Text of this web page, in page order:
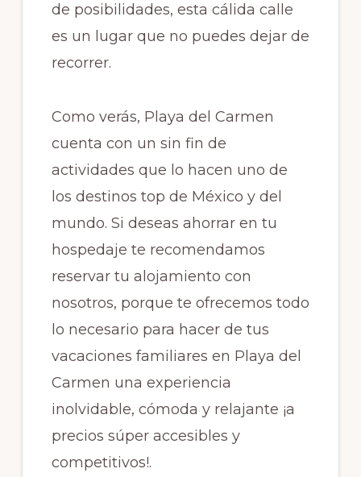
de posibilidades, esta cálida calle
es un lugar que no puedes dejar de
recorrer.
Como verás, Playa del Carmen
cuenta con un sin fin de
actividades que lo hacen uno de
los destinos top de México y del
mundo. Si deseas ahorrar en tu
hospedaje te recomendamos
reservar tu alojamiento con
nosotros, porque te ofrecemos todo
lo necesario para hacer de tus
vacaciones familiares en Playa del
Carmen una experiencia
inolvidable, cómoda y relajante ¡a
precios súper accesibles y
competitivos!.